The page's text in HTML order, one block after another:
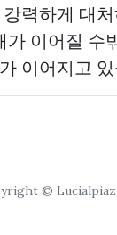
력하게 대처
가 이어질 수
이어지고
©